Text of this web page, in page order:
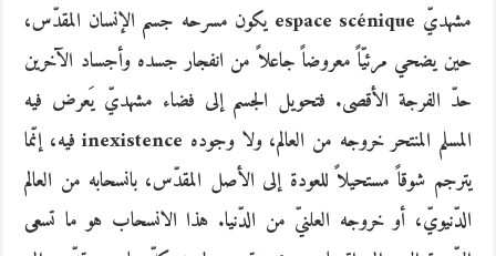
مشهديّ espace scénique يكون مسرحه جسم الإنسان المقدّس،
حين يضحي مرئيّاً معروضاً جاعلاً من انفجار جسده وأجساد الآخرين
حدّ الفرجة الأقصى. فتحويل الجسم إلى فضاء مشهديّ يَعرض فيه
المسلم المنتحر خروجه من العالم، ولا وجوده inexistence فيه، إنّما
يترجم شوقاً مستحيلاً للعودة إلى الأصل المقدّس، بانسحابه من العالم
الدّنيويّ، أو خروجه العلنيّ من الدّنيا. هذا الانسحاب هو ما تسعى